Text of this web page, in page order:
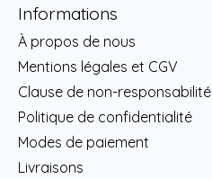
Informations
À propos de nous
Mentions légales et CGV
Clause de non-responsabilité
Politique de confidentialité
Modes de paiement
Livraisons